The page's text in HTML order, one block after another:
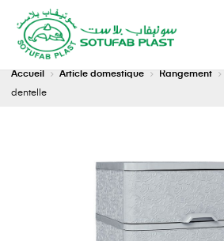
Accueil Article domestique Rangement
dentelle